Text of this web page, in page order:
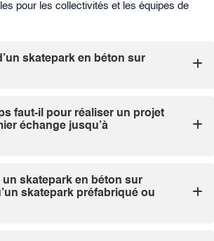
pour les collectivités et les équipes de
skatepark en béton sur
faut-il pour réaliser un projet
échange jusqu’à
skatepark en béton sur
skatepark préfabriqué ou